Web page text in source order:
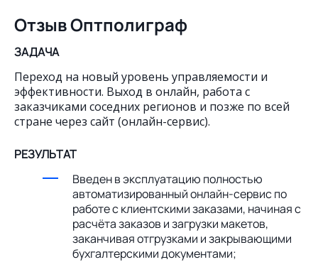
Отзыв Оптполиграф
ЗАДАЧА
Переход на новый уровень управляемости и
эффективности. Выход в онлайн, работа с
заказчиками соседних регионов и позже по всей
стране через сайт (онлайн-сервис).
РЕЗУЛЬТАТ
Введен в эксплуатацию полностью
автоматизированный онлайн-сервис по
работе с клиентскими заказами, начиная с
расчёта заказов и загрузки макетов,
заканчивая отгрузками и закрывающими
бухгалтерскими документами;